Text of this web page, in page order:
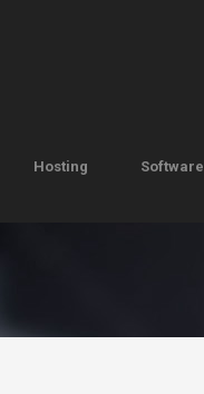
Hosting Software